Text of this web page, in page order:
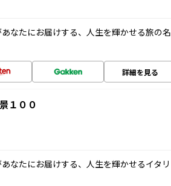
なたにお届けする、人生を輝かせる旅の名
詳細を見る
１００
なたにお届けする、人生を輝かせるイタリ